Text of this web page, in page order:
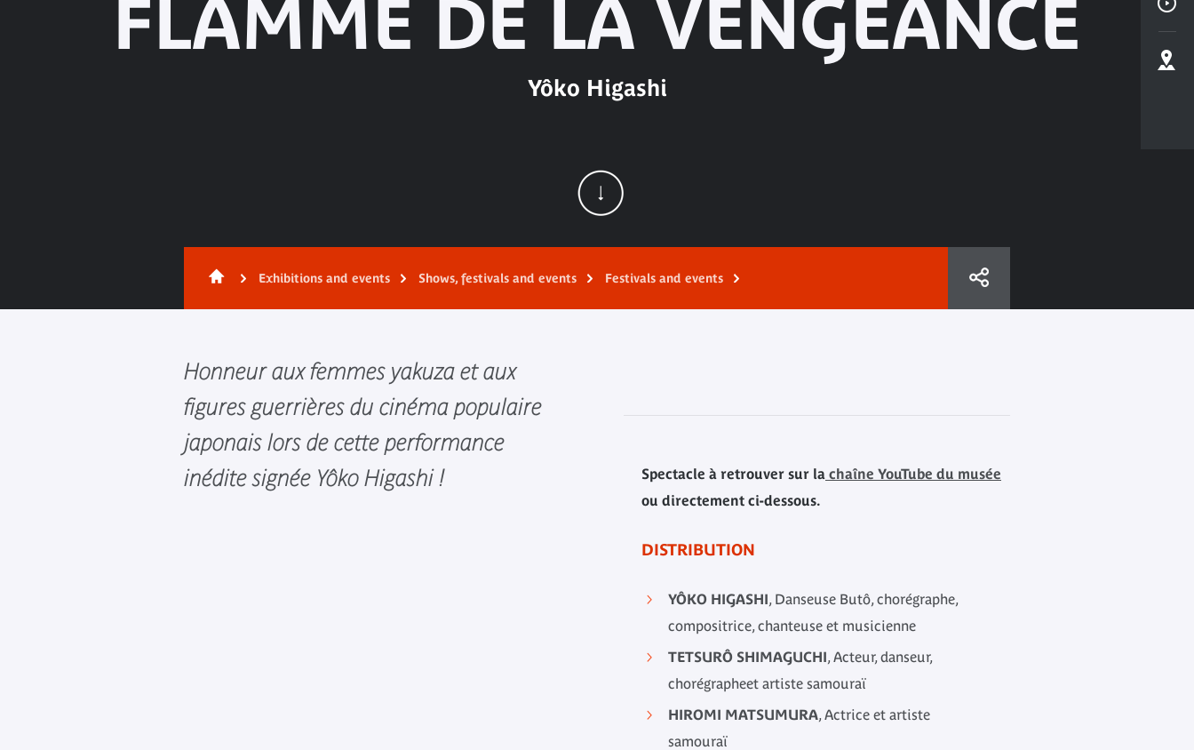
FLAMME DE LA VENGEANCE
Yôko Higashi
Exhibitions and events Shows, festivals and events Festivals and events
Honneur aux femmes yakuza et aux
figures guerrières du cinéma populaire
japonais lors de cette performance
inédite signée Yôko Higashi !
Spectacle à retrouver sur la chaîne YouTube du musée
ou directement ci-dessous.
DISTRIBUTION
YÔKO HIGASHI, Danseuse Butô, chorégraphe,
compositrice, chanteuse et musicienne
TETSURÔ SHIMAGUCHI, Acteur, danseur,
chorégrapheet artiste samouraï
HIROMI MATSUMURA, Actrice et artiste
samouraï